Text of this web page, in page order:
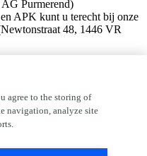
Purmerend)
APK kunt u terecht bij onze
48, 1446 VR
de grootst mogelijke
agree to the storing of
navigation, analyze site